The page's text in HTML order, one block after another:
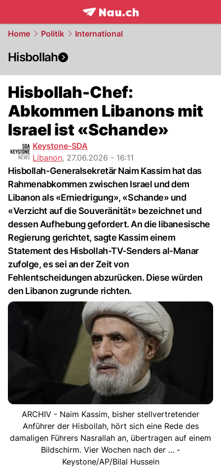
frontpage.NAU.ch
Home Politik International
Hisbollah
Hisbollah-Chef:
Abkommen Libanons mit
Israel ist «Schande»
Keystone-SDA
Libanon, 27.06.2026 - 16:11
Hisbollah-Generalsekretär Naim Kassim hat das
Rahmenabkommen zwischen Israel und dem
Libanon als «Erniedrigung», «Schande» und
«Verzicht auf die Souveränität» bezeichnet und
dessen Aufhebung gefordert. An die libanesische
Regierung gerichtet, sagte Kassim einem
Statement des Hisbollah-TV-Senders al-Manar
zufolge, es sei an der Zeit von
Fehlentscheidungen abzurücken. Diese würden
den Libanon zugrunde richten.
ARCHIV - Naim Kassim, bisher stellvertretender
Anführer der Hisbollah, hört sich eine Rede des
damaligen Führers Nasrallah an, übertragen auf einem
Bildschirm. Vier Wochen nach der ... -
Keystone/AP/Bilal Hussein